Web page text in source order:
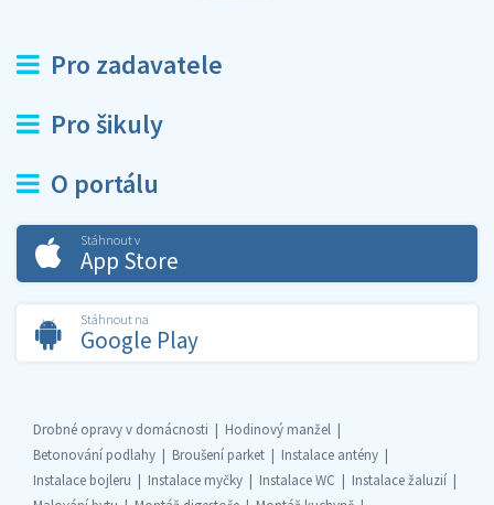
Pro zadavatele
Pro šikuly
O portálu
Stáhnout v
App Store
Stáhnout na
Google Play
Drobné opravy v domácnosti
Hodinový manžel
Betonování podlahy
Broušení parket
Instalace antény
Instalace bojleru
Instalace myčky Instalace WC
Instalace žaluzií